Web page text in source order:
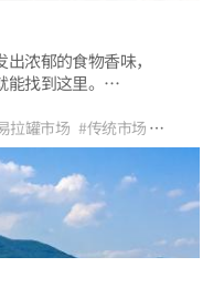
浓郁的食物香味，
找到这里。
市场，
场是“万物市场”，
拉罐市场 #传统市场
体验 #复古 #一年四季
#拌粉条 #油豆腐
#夜市